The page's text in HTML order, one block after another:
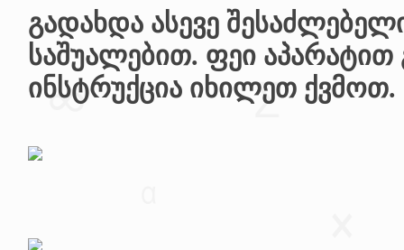
გადახდა ასევე
საშუალებით. ფეი აპარატით
ინსტრუქცია იხილეთ ქვმოთ.